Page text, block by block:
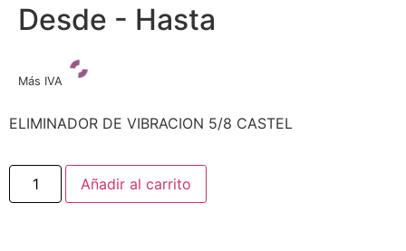
Desde - Hasta
Más IVA
ELIMINADOR DE VIBRACION 5/8 CASTEL
Añadir al carrito